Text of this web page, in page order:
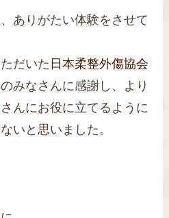
ありがたい体験をさせて
だいた 日本柔整外傷協会
みなさんに感謝し、より
んにお役に立てるように
いと思いました。